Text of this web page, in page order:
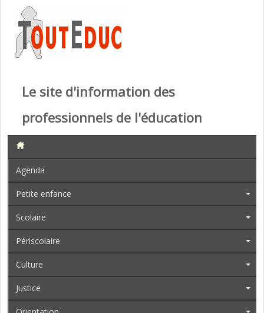
Le site d'information des
professionnels de l'éducation
Agenda
Petite enfance
Scolaire
Périscolaire
Culture
Justice